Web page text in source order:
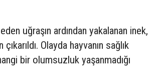
uğraşın ardından yakalanan inek,
çıkarıldı. Olayda hayvanın sağlık
bir olumsuzluk yaşanmadığı